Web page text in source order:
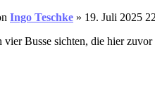
Ingo Teschke » 19. Juli 2025
Busse sichten, die hier